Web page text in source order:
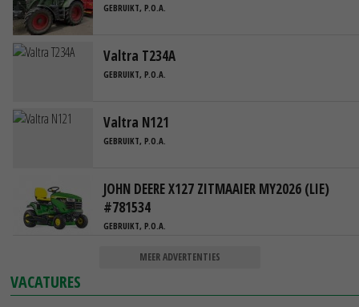
GEBRUIKT, P.O.A.
Valtra T234A
GEBRUIKT, P.O.A.
Valtra N121
GEBRUIKT, P.O.A.
JOHN DEERE X127 ZITMAAIER MY2026 (LIE)
#781534
GEBRUIKT, P.O.A.
MEER ADVERTENTIES
VACATURES